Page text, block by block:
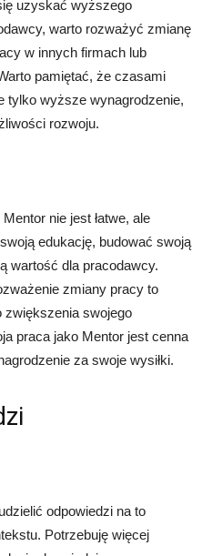
uzyskać wyższego
warto rozważyć zmianę
w innych firmach lub
pamiętać, że czasami
tylko wyższe wynagrodzenie,
rozwoju.
nie jest łatwe, ale
edukację, budować swoją
wartość dla pracodawcy.
zmiany pracy to
zwiększenia swojego
praca jako Mentor jest cenna
za swoje wysiłki.
odpowiedzi na to
Potrzebuję więcej